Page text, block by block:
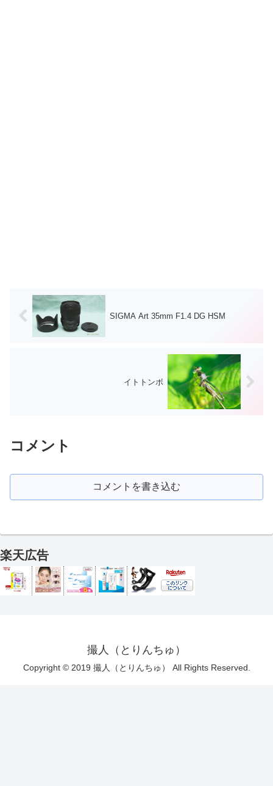
SIGMA Art 35mm F1.4 DG HSM
イトトンボ
コメント
コメントを書き込む
楽天広告
撮人（とりんちゅ）
Copyright © 2019 撮人（とりんちゅ） All Rights Reserved.